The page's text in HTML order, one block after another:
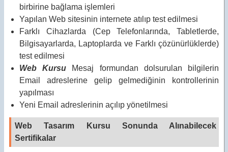
birbirine bağlama işlemleri
Yapılan Web sitesinin internete atılıp test edilmesi
Farklı Cihazlarda (Cep Telefonlarında, Tabletlerde,
Bilgisayarlarda, Laptoplarda ve Farklı çözünürlüklerde)
test edilmesi
Web Kursu Mesaj formundan dolsurulan bilgilerin
Email adreslerine gelip gelmediğinin kontrollerinin
yapılması
Yeni Email adreslerinin açılıp yönetilmesi
Web Tasarım Kursu Sonunda Alınabilecek
Sertifikalar